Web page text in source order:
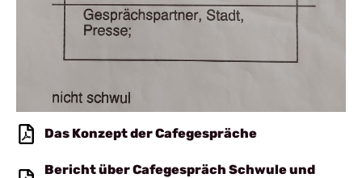
Das Konzept der Cafegespräche
Bericht über Cafegespräch Schwule und